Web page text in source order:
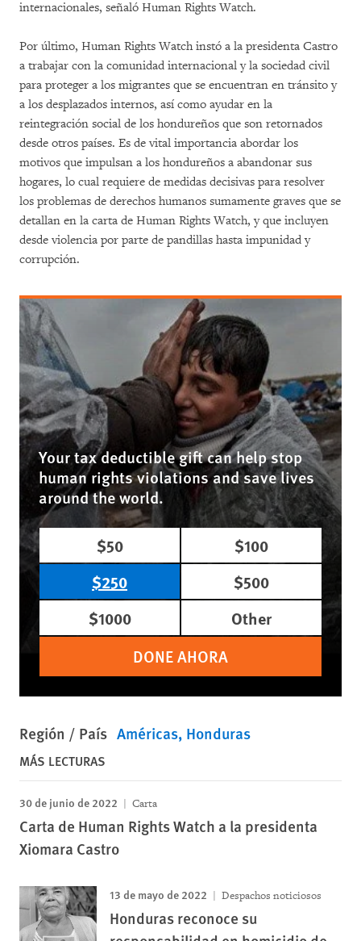
internacionales, señaló Human Rights Watch.
Por último, Human Rights Watch instó a la presidenta Castro
a trabajar con la comunidad internacional y la sociedad civil
para proteger a los migrantes que se encuentran en tránsito y
a los desplazados internos, así como ayudar en la
reintegración social de los hondureños que son retornados
desde otros países. Es de vital importancia abordar los
motivos que impulsan a los hondureños a abandonar sus
hogares, lo cual requiere de medidas decisivas para resolver
los problemas de derechos humanos sumamente graves que se
detallan en la carta de Human Rights Watch, y que incluyen
desde violencia por parte de pandillas hasta impunidad y
corrupción.
Your tax deductible gift can help stop
human rights violations and save lives
around the world.
$50
$100
$250
$500
$1000
Other
DONE AHORA
Región / País Américas Honduras
MÁS LECTURAS
30 de junio de 2022 Carta
Carta de Human Rights Watch a la presidenta
Xiomara Castro
13 de mayo de 2022 Despachos noticiosos
Honduras reconoce su